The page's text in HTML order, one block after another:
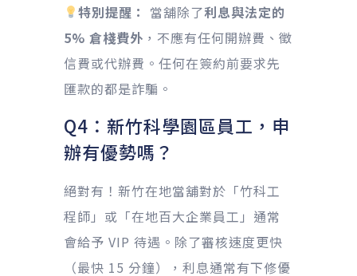
特別提醒： 當舖除了利息與法定的
5% 倉棧費外 ，不應有任何開辦費、徵
信費或代辦費。任何在簽約前要求先
匯款的都是詐騙。
Q4：新竹科學園區員工，申
辦有優勢嗎？
絕對有！新竹在地當舖對於「竹科工
程師」或「在地百大企業員工」通常
會給予 VIP 待遇。除了審核速度更快
（最快 15 分鐘），利息通常有下修優